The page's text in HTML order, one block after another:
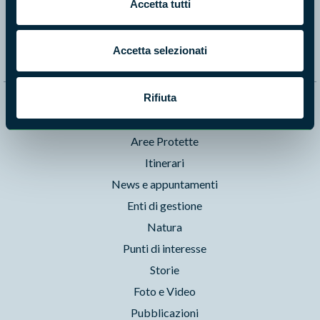
Accetta tutti
Accetta selezionati
Rifiuta
Aree Protette
Itinerari
News e appuntamenti
Enti di gestione
Natura
Punti di interesse
Storie
Foto e Video
Pubblicazioni